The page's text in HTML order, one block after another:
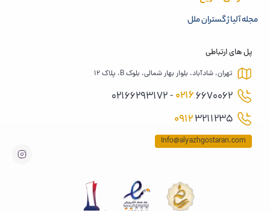
مجله آلیاژ گستران ملل
پل های ارتباطی
تهران، شادآباد، بلوار بهار شمالی، بلوک B، پلاک 12
02166670062 - 02166293172
09123211235
Info@alyazhgostaran.com